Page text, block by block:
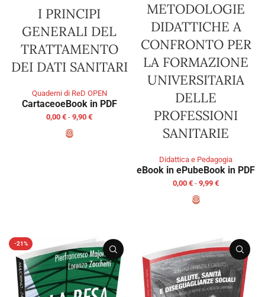
I PRINCIPI
GENERALI DEL
TRATTAMENTO
DEI DATI SANITARI
Quaderni di ReD OPEN
CartaceoeBook in PDF
0,00 € - 9,90 €
METODOLOGIE
DIDATTICHE A
CONFRONTO PER
LA FORMAZIONE
UNIVERSITARIA
DELLE
PROFESSIONI
SANITARIE
Didattica e Pedagogia
eBook in ePubeBook in PDF
0,00 € - 9,99 €
-21%